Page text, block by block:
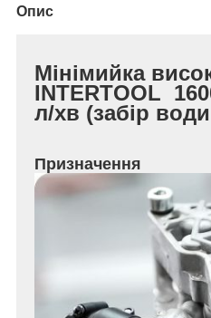
Опис
Мінімийка
INTERTOOL
л/хв (забір
Призначення